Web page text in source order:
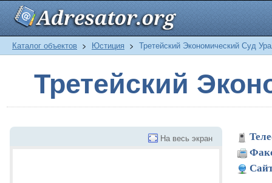
Каталог объектов > Юстиция > Третейский Экономический Суд
Третейский
На весь экран